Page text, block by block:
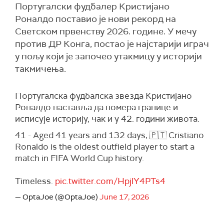
Португалски фудбалер Кристијано
Роналдо поставио је нови рекорд на
Светском првенству 2026. године. У мечу
против ДР Конга, постао је најстарији играч
у пољу који је започео утакмицу у историји
такмичења.
Португалска фудбалска звезда Кристијано
Роналдо наставља да помера границе и
исписује историју, чак и у 42. години живота.
41 - Aged 41 years and 132 days, 🇵🇹 Cristiano
Ronaldo is the oldest outfield player to start a
match in FIFA World Cup history.
Timeless. pic.twitter.com/HpjlY4PTs4
— OptaJoe (@OptaJoe) June 17, 2026